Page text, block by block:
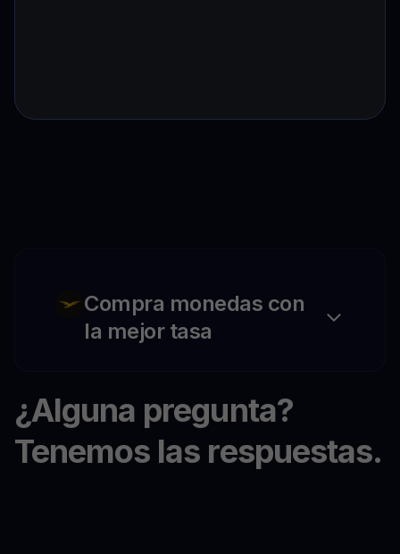
Compra monedas con
la mejor tasa
¿Alguna pregunta?
Tenemos las respuestas.